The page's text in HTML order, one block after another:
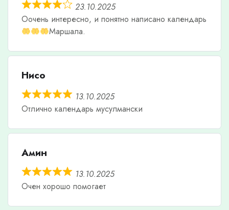
23.10.2025
Оочень интересно, и понятно написано календарь
Маршала.
Нисо
13.10.2025
Отлично календарь мусулмански
Амин
13.10.2025
Очен хорошо помогает